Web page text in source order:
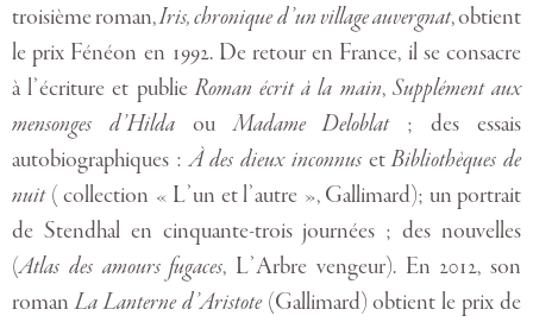
troisième roman,Iris, chronique d’un village auvergnat, obtient
le prix Fénéon en 1992. De retour en France, il se consacre
à l’écriture et publieRoman écrit à la main, Supplément aux
mensonges d’HildaouMadame Deloblat; des essais
autobiographiques :À des dieux inconnusetBibliothèques de
nuit( collection « L’un et l’autre », Gallimard); un portrait
de Stendhal en cinquante-trois journées ; des nouvelles
(Atlas des amours fugaces, L’Arbre vengeur). En 2012, son
romanLa Lanterne d’Aristote(Gallimard) obtient le prix de